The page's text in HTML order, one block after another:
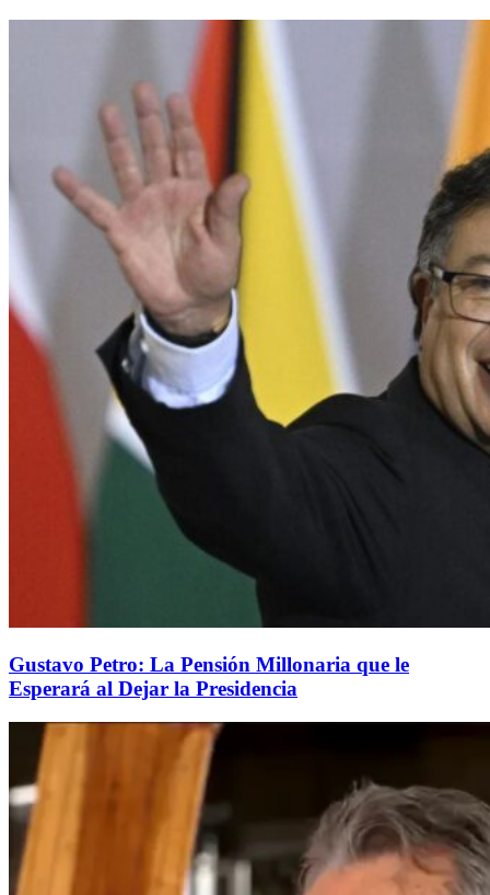
Gustavo Petro: La Pensión Millonaria que le
Esperará al Dejar la Presidencia